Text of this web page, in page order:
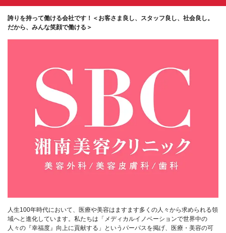
誇りを持って働ける会社です！＜お客さま良し、スタッフ良し、社会良し。
だから、みんな笑顔で働ける＞
人生100年時代において、医療や美容はますます多くの人々から求められる領
域へと進化しています。私たちは「メディカルイノベーションで世界中の
人々の『幸福度』向上に貢献する」というパーパスを掲げ、医療・美容の可